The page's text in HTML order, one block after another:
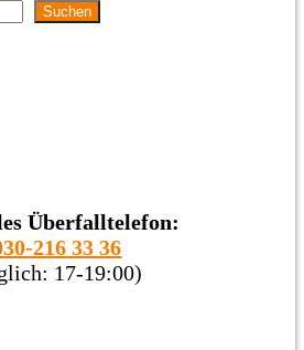
Suchen
Überfalltelefon:
216 33 36
17-19:00)